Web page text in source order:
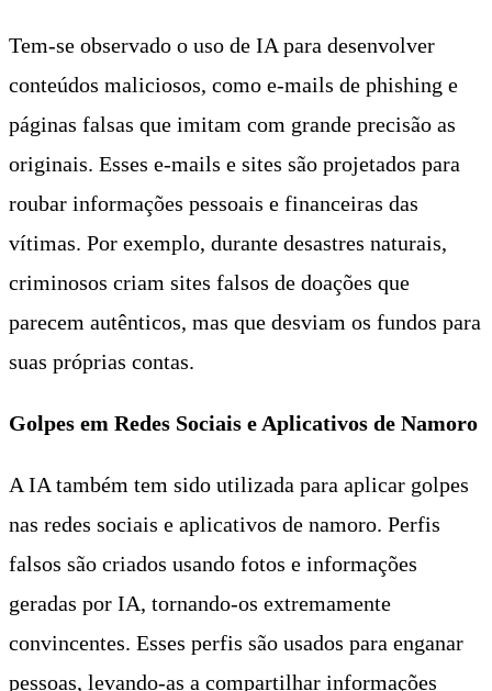
Tem-se observado o uso de IA para desenvolver
conteúdos maliciosos, como e-mails de phishing e
páginas falsas que imitam com grande precisão as
originais. Esses e-mails e sites são projetados para
roubar informações pessoais e financeiras das
vítimas. Por exemplo, durante desastres naturais,
criminosos criam sites falsos de doações que
parecem autênticos, mas que desviam os fundos para
suas próprias contas.
Golpes em Redes Sociais e Aplicativos de Namoro
A IA também tem sido utilizada para aplicar golpes
nas redes sociais e aplicativos de namoro. Perfis
falsos são criados usando fotos e informações
geradas por IA, tornando-os extremamente
convincentes. Esses perfis são usados para enganar
pessoas, levando-as a compartilhar informações